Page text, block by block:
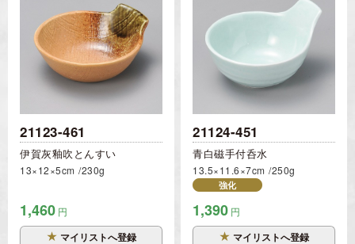
21123-461
伊賀灰釉吹とんすい
13×12×5cm 230g
1,460 円
★ マイリストへ登録
21124-451
青白磁手付呑水
13.5×11.6×7cm 250g
強化
1,390 円
★ マイリストへ登録